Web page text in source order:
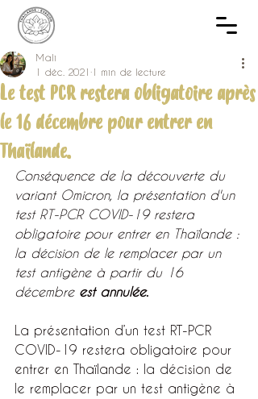
Le test PCR restera obligatoire après
le 16 décembre pour entrer en
Thaïlande.
Mali
1 déc. 2021 1 min de lecture
Conséquence de la découverte du
variant Omicron, la présentation d'un
test RT-PCR COVID-19 restera
obligatoire pour entrer en Thaïlande :
la décision de le remplacer par un
test antigène à partir du 16
décembre est annulée.
La présentation d’un test RT-PCR
COVID-19 restera obligatoire pour
entrer en Thaïlande : la décision de
le remplacer par un test antigène à